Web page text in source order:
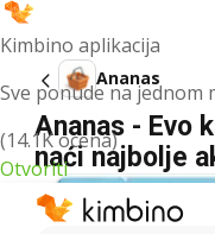
Kimbino aplikacija
Sve ponude na jednom
(14.1K ocena)
Otvoriti
Ananas
Ananas - Evo
naći najbolje